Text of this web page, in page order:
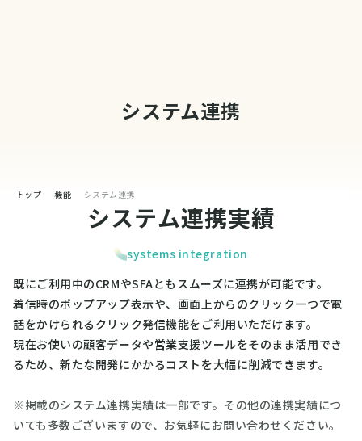
システム連携
トップ 機能 システム連携
システム連携実績
systems integration
既にご利用中のCRMやSFAともスムーズに連携が可能です。
着信時のポップアップ表示や、画面上からのクリック一つで電
話をかけられるクリック発信機能をご利用いただけます。
現在お使いの顧客データや営業支援ツールをそのまま活用でき
るため、新たな開発にかかるコストを大幅に削減できます。
※掲載のシステム連携実績は一部です。その他の連携実績につ
いても多数ございますので、お気軽にお問い合わせください。